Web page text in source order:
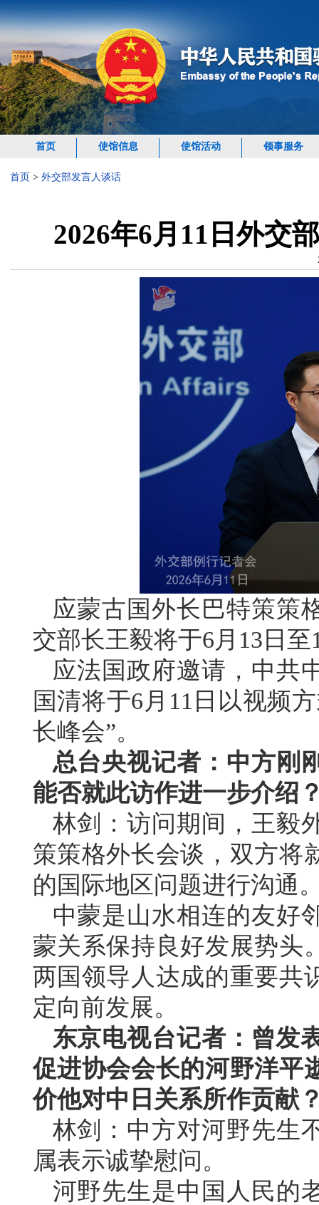
首页 使馆信息 使馆活动 领事服务
首页 > 外交部发言人谈话
2026年6月11日外交
应蒙古国外长巴特策策
交部长王毅将于6月13日
应法国政府邀请，中共
国清将于6月11日以视频
长峰会”。
总台央视记者：中方刚
能否就此访作进一步介绍
林剑：访问期间，王毅
策策格外长会谈，双方将
的国际地区问题进行沟通
中蒙是山水相连的友好
蒙关系保持良好发展势头
两国领导人达成的重要共
定向前发展。
东京电视台记者：曾发
促进协会会长的河野洋平
价他对中日关系所作贡献
林剑：中方对河野先生
属表示诚挚慰问。
河野先生是中国人民的